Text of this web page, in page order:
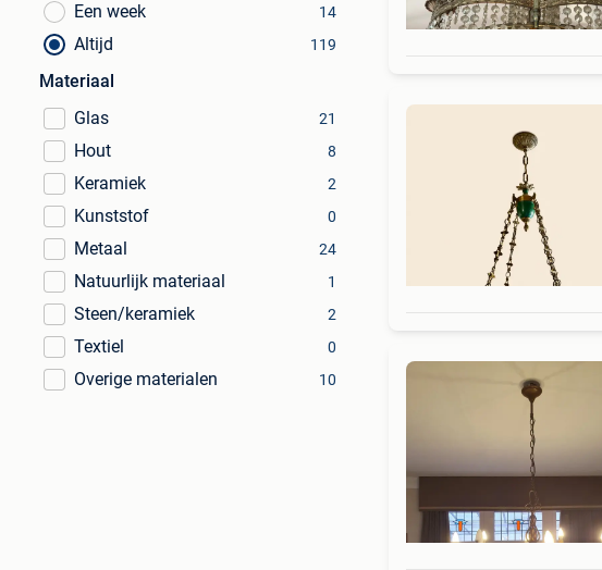
Een week 14
Altijd 119
Materiaal
Glas
21
Hout 8
Keramiek 2
Kunststof 0
Metaal 24
Natuurlijk materiaal 1
Steen/keramiek 2
Textiel 0
Overige materialen 10